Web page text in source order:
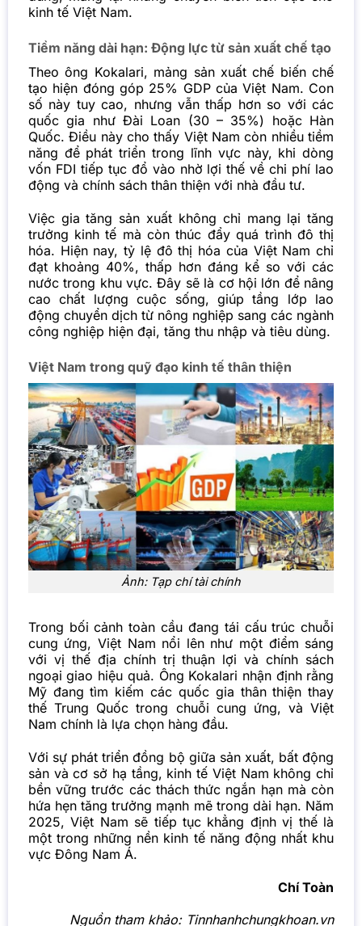
kinh tế Việt Nam.
Tiềm năng dài hạn: Động lực từ sản xuất chế tạo
Theo ông Kokalari, mảng sản xuất chế biến chế
tạo hiện đóng góp 25% GDP của Việt Nam. Con
số này tuy cao, nhưng vẫn thấp hơn so với các
quốc gia như Đài Loan (30 – 35%) hoặc Hàn
Quốc. Điều này cho thấy Việt Nam còn nhiều tiềm
năng để phát triển trong lĩnh vực này, khi dòng
vốn FDI tiếp tục đổ vào nhờ lợi thế về chi phí lao
động và chính sách thân thiện với nhà đầu tư.
Việc gia tăng sản xuất không chỉ mang lại tăng
trưởng kinh tế mà còn thúc đẩy quá trình đô thị
hóa. Hiện nay, tỷ lệ đô thị hóa của Việt Nam chỉ
đạt khoảng 40%, thấp hơn đáng kể so với các
nước trong khu vực. Đây sẽ là cơ hội lớn để nâng
cao chất lượng cuộc sống, giúp tầng lớp lao
động chuyển dịch từ nông nghiệp sang các ngành
công nghiệp hiện đại, tăng thu nhập và tiêu dùng.
Việt Nam trong quỹ đạo kinh tế thân thiện
Ảnh: Tạp chí tài chính
Trong bối cảnh toàn cầu đang tái cấu trúc chuỗi
cung ứng, Việt Nam nổi lên như một điểm sáng
với vị thế địa chính trị thuận lợi và chính sách
ngoại giao hiệu quả. Ông Kokalari nhận định rằng
Mỹ đang tìm kiếm các quốc gia thân thiện thay
thế Trung Quốc trong chuỗi cung ứng, và Việt
Nam chính là lựa chọn hàng đầu.
Với sự phát triển đồng bộ giữa sản xuất, bất động
sản và cơ sở hạ tầng, kinh tế Việt Nam không chỉ
bền vững trước các thách thức ngắn hạn mà còn
hứa hẹn tăng trưởng mạnh mẽ trong dài hạn. Năm
2025, Việt Nam sẽ tiếp tục khẳng định vị thế là
một trong những nền kinh tế năng động nhất khu
vực Đông Nam Á.
Chí Toàn
Nguồn tham khảo: Tinnhanhchungkhoan.vn